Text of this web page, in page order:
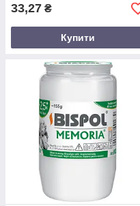
33,27 ₴
Купити